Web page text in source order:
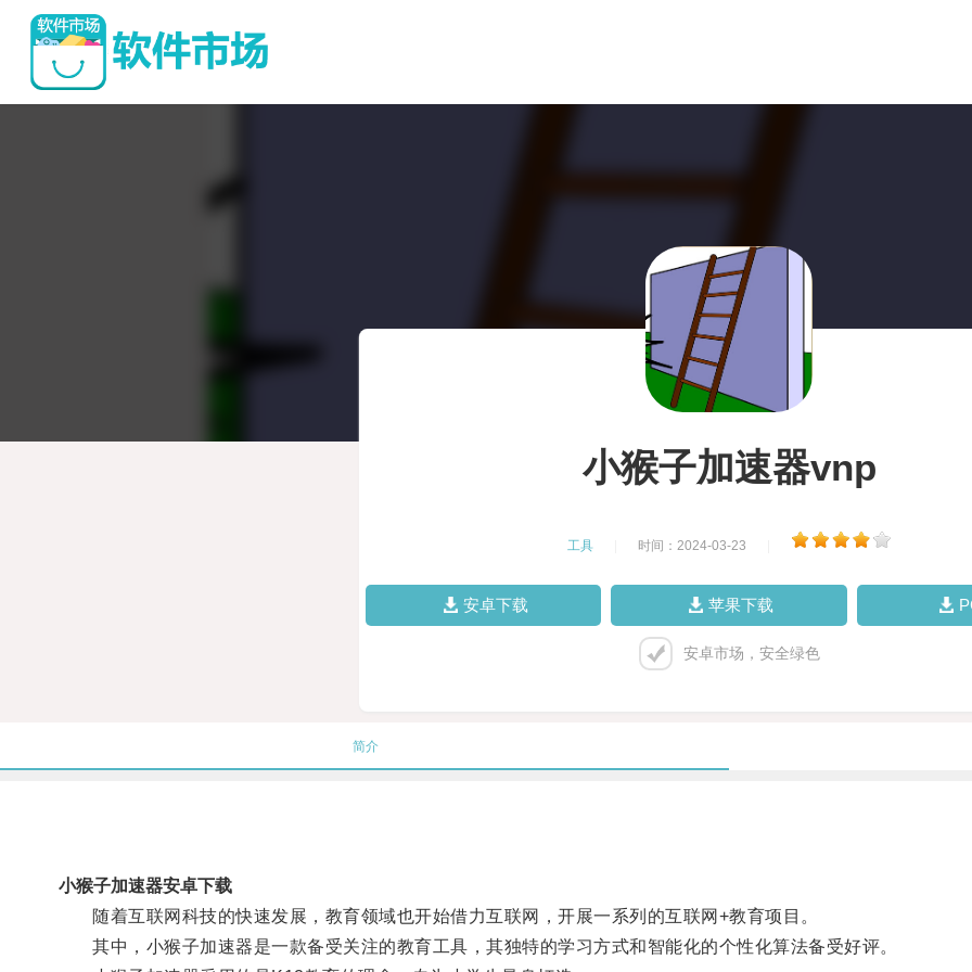
小猴子加速器vnp
工具 时间：2024-03-23
安卓下载 苹果下载
安卓市场，安全绿色
简介
小猴子加速器安卓下载
随着互联网科技的快速发展，教育领域也开始借力互联网，开展一系列的互联网+教育项目。
其中，小猴子加速器是一款备受关注的教育工具，其独特的学习方式和智能化的个性化算法备受好评。